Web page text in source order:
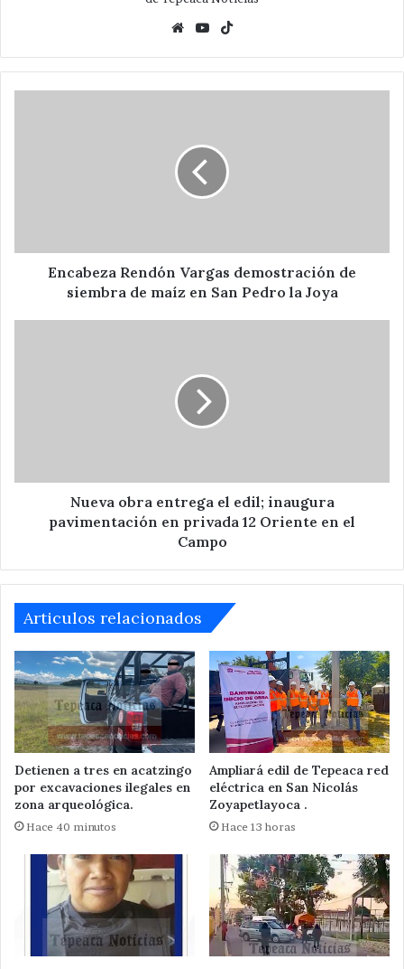
WebsiteYouTube
en
Encabeza Rendón Vargas demostración de
siembra de maíz en San Pedro la Joya
privada
Oriente
Campo
Nueva obra entrega el edil; inaugura
pavimentación en privada 12 Oriente en el
Campo
Articulos relacionados
Detienen a tres en acatzingo
por excavaciones ilegales en
zona arqueológica.
Hace 40 minutos
Ampliará edil de Tepeaca red
eléctrica en San Nicolás
Zoyapetlayoca .
Hace 13 horas